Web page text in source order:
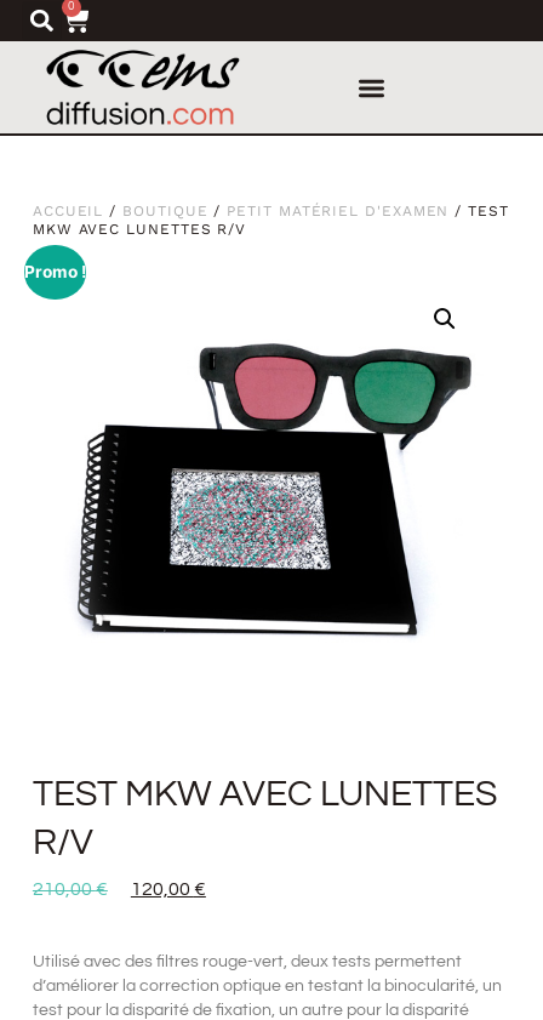
0
ACCUEIL / BOUTIQUE / PETIT MATÉRIEL D'EXAMEN / TEST
MKW AVEC LUNETTES R/V
Promo !
TEST MKW AVEC LUNETTES
R/V
210,00€ 120,00 €
Utilisé avec des filtres rouge-vert, deux tests permettent
d’améliorer la correction optique en testant la binocularité, un
test pour la disparité de fixation, un autre pour la disparité